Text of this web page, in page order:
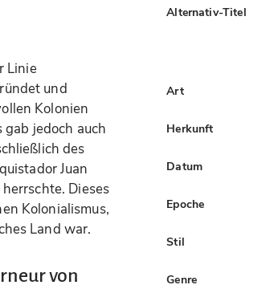
Linie
und
Kolonien
jedoch auch
des
Juan
Dieses
Kolonialismus,
Land war.
von
Alternativ-Titel
Art
Herkunft
Datum
Epoche
Stil
Genre